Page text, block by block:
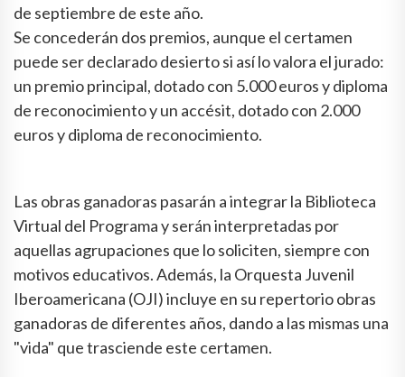
de septiembre de este año.
Se concederán dos premios, aunque el certamen
puede ser declarado desierto si así lo valora el jurado:
un premio principal, dotado con 5.000 euros y diploma
de reconocimiento y un accésit, dotado con 2.000
euros y diploma de reconocimiento.
Las obras ganadoras pasarán a integrar la Biblioteca
Virtual del Programa y serán interpretadas por
aquellas agrupaciones que lo soliciten, siempre con
motivos educativos. Además, la Orquesta Juvenil
Iberoamericana (OJI) incluye en su repertorio obras
ganadoras de diferentes años, dando a las mismas una
"vida" que trasciende este certamen.